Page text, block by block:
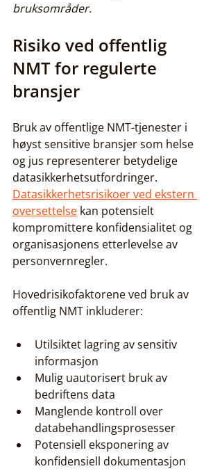
bruksområder.
Risiko ved offentlig
NMT for regulerte
bransjer
Bruk av offentlige NMT-tjenester i
høyst sensitive bransjer som helse
og jus representerer betydelige
datasikkerhetsutfordringer.
Datasikkerhetsrisikoer ved ekstern
oversettelse kan potensielt
kompromittere konfidensialitet og
organisasjonens etterlevelse av
personvernregler.
Hovedrisikofaktorene ved bruk av
offentlig NMT inkluderer:
Utilsiktet lagring av sensitiv
informasjon
Mulig uautorisert bruk av
bedriftens data
Manglende kontroll over
databehandlingsprosesser
Potensiell eksponering av
konfidensiell dokumentasjon